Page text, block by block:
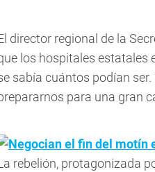
director regional de la
los hospitales estatales
sabía cuántos podían
para una gran
Negocian el fin del motín
rebelión, protagonizada